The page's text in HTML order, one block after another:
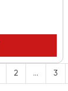
2 ... 3